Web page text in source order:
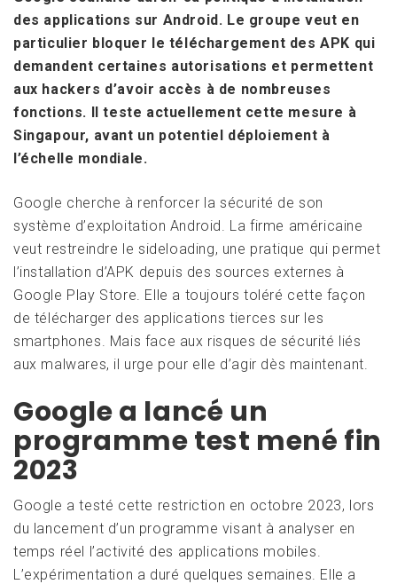
des applications sur Android. Le groupe veut en
particulier bloquer le téléchargement des APK qui
demandent certaines autorisations et permettent
aux hackers d’avoir accès à de nombreuses
fonctions. Il teste actuellement cette mesure à
Singapour, avant un potentiel déploiement à
l’échelle mondiale.
Google cherche à renforcer la sécurité de son
système d’exploitation Android. La firme américaine
veut restreindre le sideloading, une pratique qui permet
l’installation d’APK depuis des sources externes à
Google Play Store. Elle a toujours toléré cette façon
de télécharger des applications tierces sur les
smartphones. Mais face aux risques de sécurité liés
aux malwares, il urge pour elle d’agir dès maintenant.
Google a lancé un
programme test mené fin
2023
Google a testé cette restriction en octobre 2023, lors
du lancement d’un programme visant à analyser en
temps réel l’activité des applications mobiles.
L’expérimentation a duré quelques semaines. Elle a